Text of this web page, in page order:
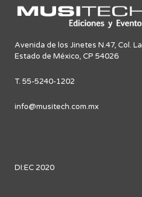
Avenida de los Jinetes N.47, Col.
Estado de México, CP 54026
T. 55-5240-1202
info@musitech.com.mx
DI:EC 2020